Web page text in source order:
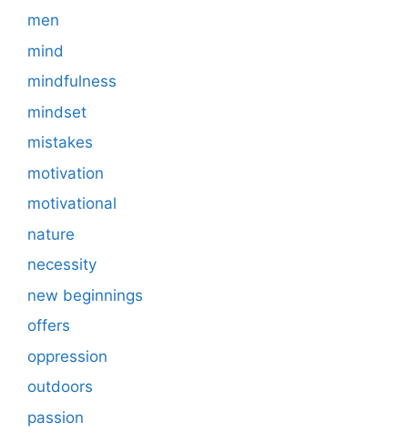
men
mind
mindfulness
mindset
mistakes
motivation
motivational
nature
necessity
new beginnings
offers
oppression
outdoors
passion